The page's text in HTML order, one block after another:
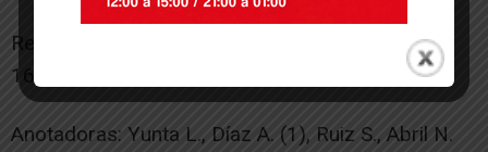
Resultado por cuartos: (9 – 4) – (5 – 18) – (7 –
16) – (9 – 8)
Anotadoras: Yunta L., Díaz A. (1), Ruiz S., Abril N.